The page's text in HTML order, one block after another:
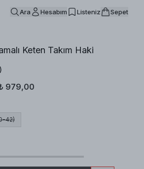
Ara Hesabım Listeniz Sepet
Keten Takım Haki
)
979,00
42)